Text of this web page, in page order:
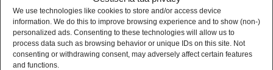
We use technologies like cookies to store and/or access device
information. We do this to improve browsing experience and to show (non-)
personalized ads. Consenting to these technologies will allow us to
process data such as browsing behavior or unique IDs on this site. Not
consenting or withdrawing consent, may adversely affect certain features
and functions.
Sostieni Kulturjam
Kulturjam.it è un quotidiano indipendente
senza finanziamenti, completamente gratuito.